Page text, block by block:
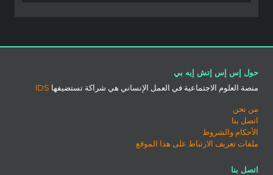
حول إس إس إتش إيه بي
منصة العلوم الاجتماعية في العمل الإنساني هي شراكة تستضيفهاIDS
من نحن
اتصل بنا
الأحكام والشروط
ملفات تعريف الارتباط على هذا الموقع
اتصل بنا